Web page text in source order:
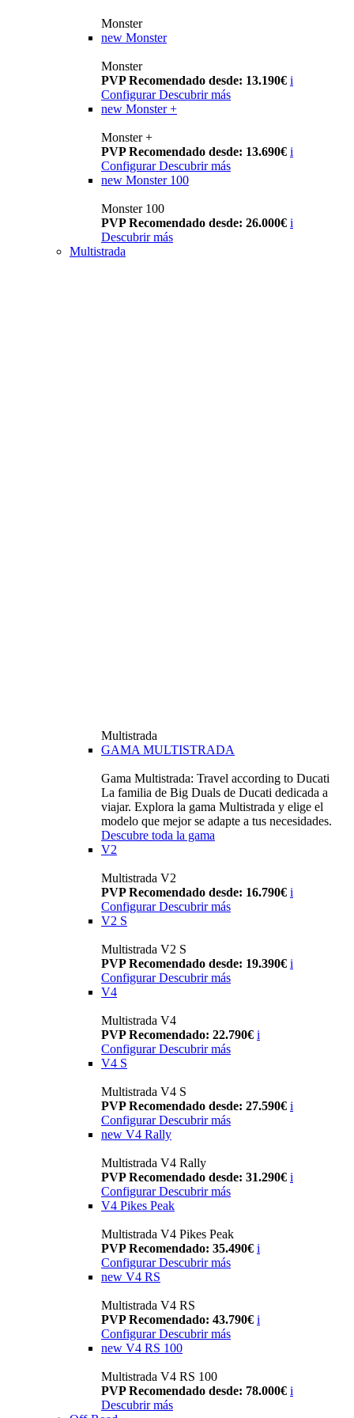
Monster
new Monster
Monster
PVP Recomendado desde: 13.190€ i
Configurar Descubrir más
new Monster +
Monster +
PVP Recomendado desde: 13.690€ i
Configurar Descubrir más
new Monster 100
Monster 100
PVP Recomendado desde: 26.000€ i
Descubrir más
Multistrada
Multistrada
GAMA MULTISTRADA
Gama Multistrada: Travel according to Ducati
La familia de Big Duals de Ducati dedicada a
viajar. Explora la gama Multistrada y elige el
modelo que mejor se adapte a tus necesidades.
Descubre toda la gama
V2
Multistrada V2
PVP Recomendado desde: 16.790€ i
Configurar Descubrir más
V2 S
Multistrada V2 S
PVP Recomendado desde: 19.390€ i
Configurar Descubrir más
V4
Multistrada V4
PVP Recomendado: 22.790€ i
Configurar Descubrir más
V4 S
Multistrada V4 S
PVP Recomendado desde: 27.590€ i
Configurar Descubrir más
new V4 Rally
Multistrada V4 Rally
PVP Recomendado desde: 31.290€ i
Configurar Descubrir más
V4 Pikes Peak
Multistrada V4 Pikes Peak
PVP Recomendado: 35.490€ i
Configurar Descubrir más
new V4 RS
Multistrada V4 RS
PVP Recomendado: 43.790€ i
ConfigurarDescubrir más
new V4 RS 100
Multistrada V4 RS 100
PVP Recomendado desde: 78.000€ i
Descubrir más